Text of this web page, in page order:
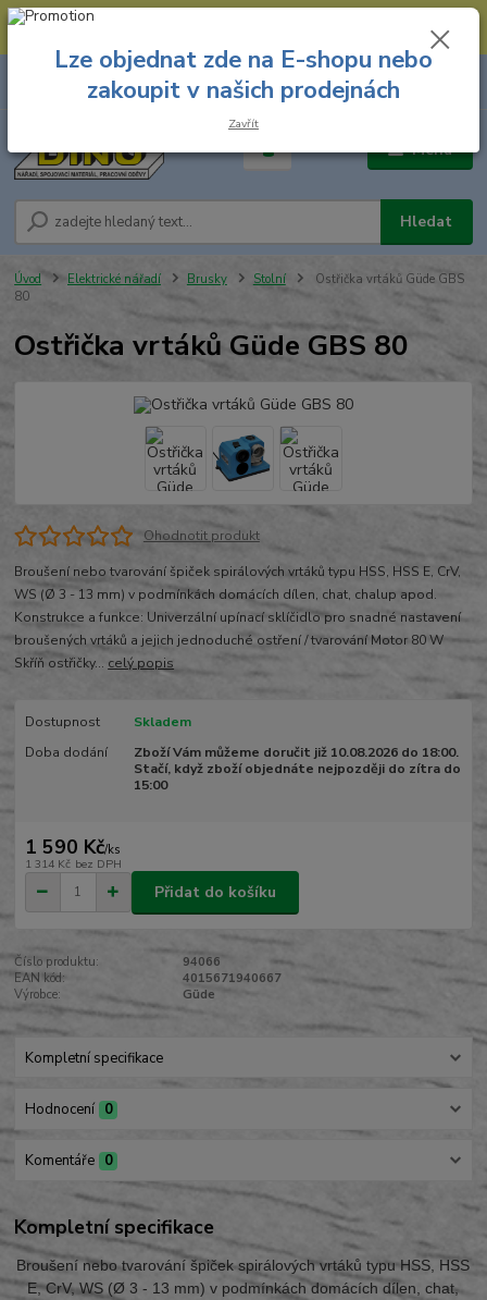
--- Spojovací materiál: 774 431 045 --- Prodejna nářadí: 731 449 423 --
Menu
Hledat
8.00 hod. - 16.00 hod.
za
Úvod Elektrické nářadí Brusky Stolní
Ostřička vrtáků Güde GBS
80
Ostřička vrtáků Güde GBS 80
Ohodnotit produkt
Broušení nebo tvarování špiček spirálových vrtáků typu HSS, HSS E, CrV,
WS (Ø 3 - 13 mm) v podmínkách domácích dílen, chat, chalup apod.
Konstrukce a funkce: Univerzální upínací sklíčidlo pro snadné nastavení
broušených vrtáků a jejich jednoduché ostření / tvarování Motor 80 W
Skříň ostřičky... celý popis
Dostupnost
Skladem
Doba dodání
Zboží Vám můžeme doručit již 10.08.2026 do 18:00.
Stačí, když zboží objednáte nejpozději do zítra do
15:00
1 590 Kč/ks
1 314 Kč bez DPH
Přidat do košíku
Číslo produktu:
94066
EAN kód:
4015671940667
Výrobce:
Güde
Kompletní specifikace
Hodnocení 0
Komentáře 0
Kompletní specifikace
Broušení nebo tvarování špiček spirálových vrtáků typu HSS, HSS
E, CrV, WS (Ø 3 - 13 mm) v podmínkách domácích dílen, chat,
Lze objednat zde na E-shopu nebo
zakoupit v našich prodejnách
Zavřít